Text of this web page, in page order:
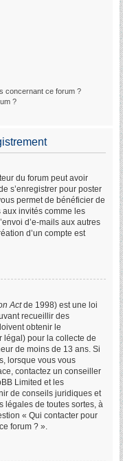
concernant ce forum ?
?
du forum peut avoir
s’enregistrer pour poster
permet de bénéficier de
invités comme les
d’e-mails aux autres
d’un compte est
Actde 1998) est une loi
recueillir des
obtenir le
légal) pour la collecte de
de moins de 13 ans. Si
lorsque vous vous
contactez un conseiller
Limited et les
de conseils juridiques et
légales de toutes sortes, à
« Qui contacter pour
forum ? ».